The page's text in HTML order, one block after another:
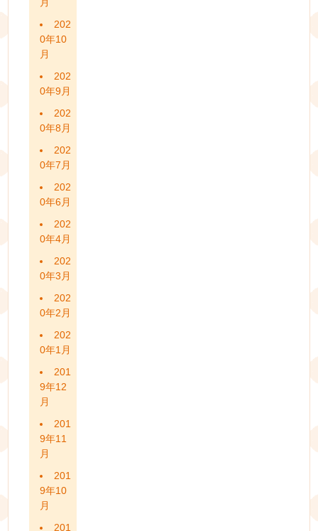
月
202
0年10
月
202
0年9月
202
0年8月
202
0年7月
202
0年6月
202
0年4月
202
0年3月
202
0年2月
202
0年1月
201
9年12
月
201
9年11
月
201
9年10
月
201